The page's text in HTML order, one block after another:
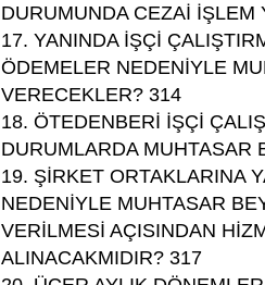
DURUMUNDA CEZAİ İŞLEM
17. YANINDA İŞÇİ
ÖDEMELER NEDENİYLE
VERECEKLER? 314
18. ÖTEDENBERİ İŞÇİ
DURUMLARDA MUHTASAR
19. ŞİRKET ORTAKLARINA
NEDENİYLE MUHTASAR
VERİLMESİ AÇISINDAN
ALINACAKMIDIR? 317